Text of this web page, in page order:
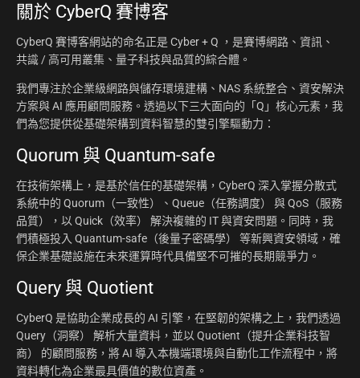
關於 CyberQ 賽博客
CyberQ 賽博客網站的命名正是 Cyber + Q ，是賽博網路、資訊、
共識 / 高可用叢集、量子科技與品質的綜合體。
我們專注於企業級網路與儲存環境建構、NAS 系統整合、資安解決
方案與 AI 應用顧問服務。透過以下三大面向的「Q」核心元素，我
們為您提供從基礎架構到資料智慧的雙引擎驅動力：
Quorum 與 Quantum-safe
在技術架構上，是基於信任的基礎架構，CyberQ 深入掌握分散式
系統中的 Quorum（一致性）、Queue（任務調度） 與 QoS（服務
品質），以 Quick（效率） 解決複雜的 IT 與資安問題。同時，我
們積極投入 Quantum-safe（後量子密碼學） 等新興資安領域，確
保企業基礎設施在未來運算時代具備堅不可摧的長期競爭力。
Query 與 Quotient
CyberQ 是協助企業成長的 AI 引擎，在堅韌的架構之上，我們透過
Query（洞察） 解析大量資料，並以 Quotient（提升企業科技智
商） 的顧問服務，將 AI 導入本機端環境與自動化工作流程中，將
資料轉化為企業最具價值的數位資產。